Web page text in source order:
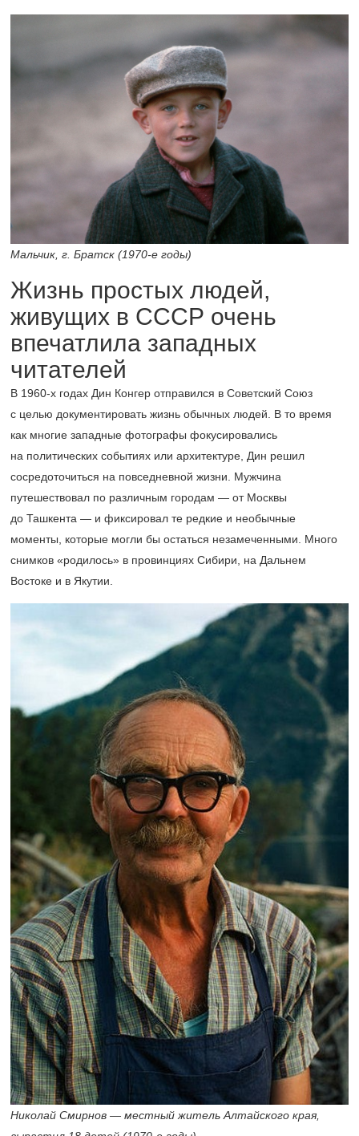
Мальчик, г. Братск (1970-е годы)
Жизнь простых людей,
живущих в СССР очень
впечатлила западных
читателей
В 1960-х годах Дин Конгер отправился в Советский Союз
с целью документировать жизнь обычных людей. В то время
как многие западные фотографы фокусировались
на политических событиях или архитектуре, Дин решил
сосредоточиться на повседневной жизни. Мужчина
путешествовал по различным городам — от Москвы
до Ташкента — и фиксировал те редкие и необычные
моменты, которые могли бы остаться незамеченными. Много
снимков «родилось» в провинциях Сибири, на Дальнем
Востоке и в Якутии.
Николай Смирнов — местный житель Алтайского края,